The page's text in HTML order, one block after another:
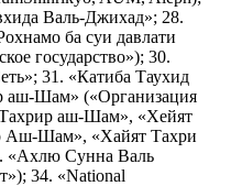
Валь-Джихад»; 28.
ба суи давлати
государство»); 30.
31. «Катиба Таухид
аш-Шам» («Организация
аш-Шам», «Хейят
Аш-Шам», «Хайят Тахри
Сунна Валь
34. «National